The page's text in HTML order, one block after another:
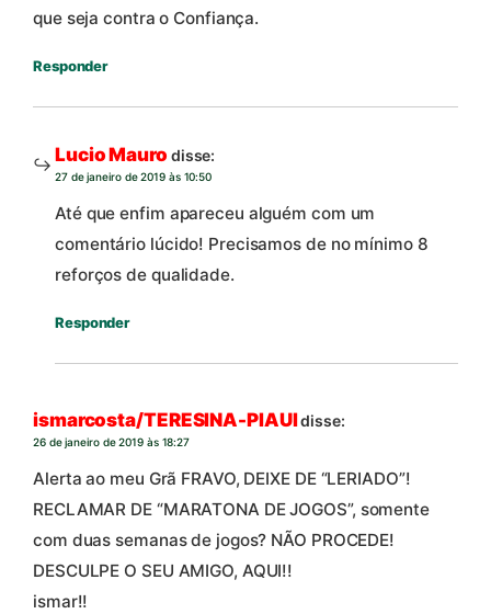
que seja contra o Confiança.
Responder
Lucio Mauro disse:
27 de janeiro de 2019 às 10:50
Até que enfim apareceu alguém com um
comentário lúcido! Precisamos de no mínimo 8
reforços de qualidade.
Responder
ismarcosta/TERESINA-PIAUIdisse:
26 de janeiro de 2019 às 18:27
Alerta ao meu Grã FRAVO, DEIXE DE “LERIADO”!
RECLAMAR DE “MARATONA DE JOGOS”, somente
com duas semanas de jogos? NÃO PROCEDE!
DESCULPE O SEU AMIGO, AQUI!!
ismar!!